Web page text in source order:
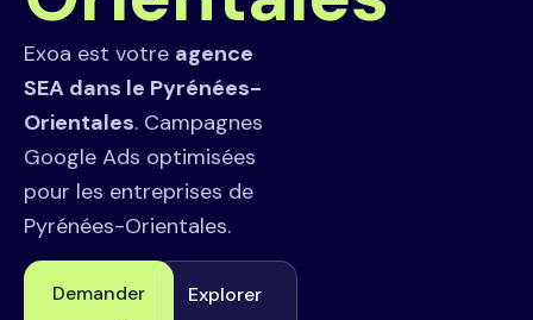
Exoa est votre agence
SEA dans le Pyrénées-
Orientales. Campagnes
Google Ads optimisées
pour les entreprises de
Pyrénées-Orientales.
Demander
Explorer